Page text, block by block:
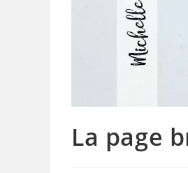
La page